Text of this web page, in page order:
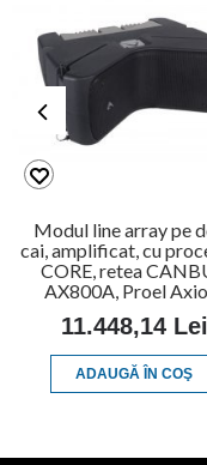
Modul line array pe
cai, amplificat, cu
CORE, retea
AX800A, Proel
11.448,14 Lei
ADAUGĂ ÎN COŞ